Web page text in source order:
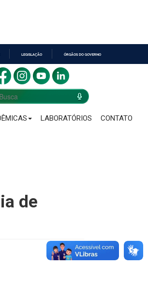
LEGISLAÇÃO ÓRGÃOS DO GOVERNO
LABORATÓRIOS CONTATO
de